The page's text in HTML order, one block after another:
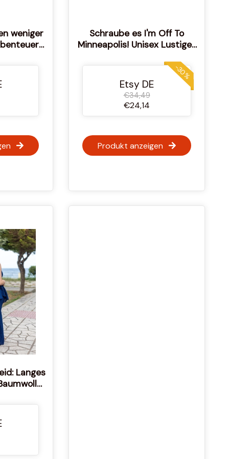
weniger
Schraube es I'm Off To
Minneapolis! Unisex Lustiges
nach Minneapolis Shirt,
Minnesota Urlaubsgeschenk,
Minnesota T-Shirt
Etsy DE
€34,49
€24,14
-30%
Produkt anzeigen
Langes